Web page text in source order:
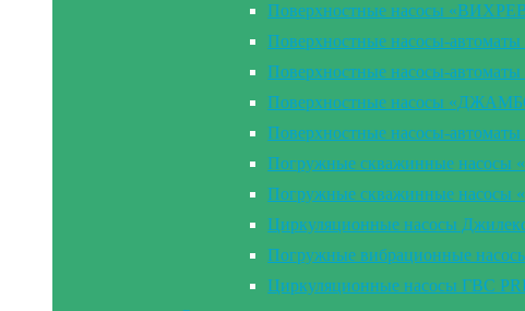
Поверхностные насосы
Поверхностные насосы-
Поверхностные насосы-
Поверхностные насосы
Поверхностные насосы-
Погружные скважинные
Погружные скважинные
Циркуляционные насосы
Погружные вибрационные
Циркуляционные насосы ГВС